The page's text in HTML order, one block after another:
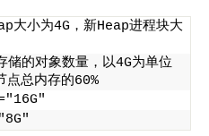
大小为4G，新Heap进程块大
储的对象数量，以4G为单位
点总内存的60%